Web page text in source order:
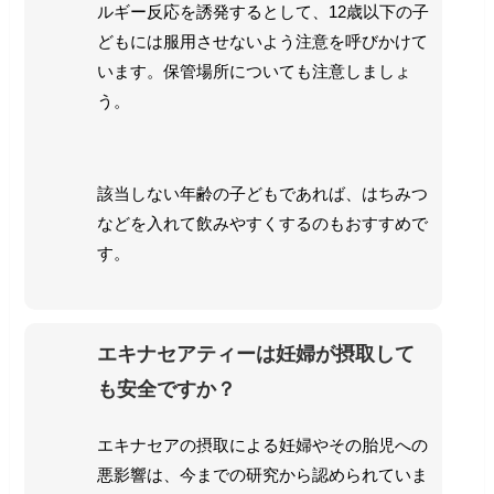
ルギー反応を誘発するとして、12歳以下の子
どもには服用させないよう注意を呼びかけて
います。保管場所についても注意しましょ
う。
該当しない年齢の子どもであれば、はちみつ
などを入れて飲みやすくするのもおすすめで
す。
エキナセアティーは妊婦が摂取して
も安全ですか？
エキナセアの摂取による妊婦やその胎児への
悪影響は、今までの研究から認められていま